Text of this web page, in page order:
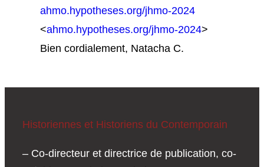
ahmo.hypotheses.org/jhmo-2024
<ahmo.hypotheses.org/jhmo-2024>
Bien cordialement, Natacha C.
Historiennes et Historiens du Contemporain
– Co-directeur et directrice de publication, co-